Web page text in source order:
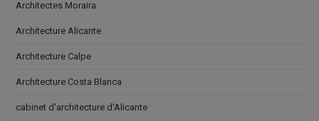
Architectes Moraira
Architecture Alicante
Architecture Calpe
Architecture Costa Blanca
cabinet d'architecture d'Alicante